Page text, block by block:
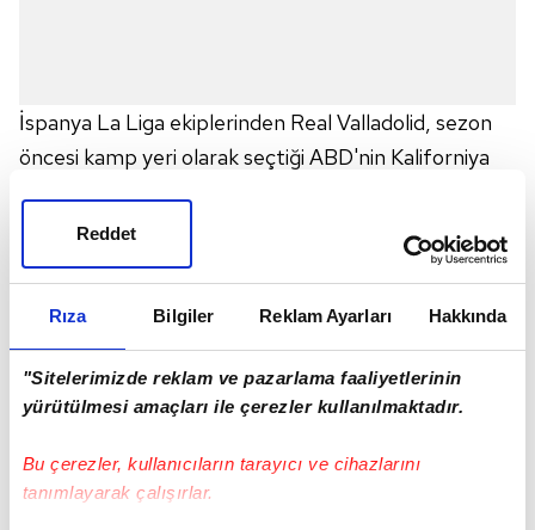
Rıza Bilgiler Reklam Ayarları Hakkında
"Sitelerimizde reklam ve pazarlama faaliyetlerinin
yürütülmesi amaçları ile çerezler kullanılmaktadır.
Bu çerezler, kullanıcıların tarayıcı ve cihazlarını
tanımlayarak çalışırlar.
Reddet
İspanya La Liga ekiplerinden Real Valladolid, sezon
öncesi kamp yeri olarak seçtiği ABD'nin Kaliforniya
çalışmalara başladı. Son ana dek yapılan girişimlere
karşın vizesi yetişmeyen Enes Ünal, İspanya'nın
kulübüyle imzalayan Milli futbolcunun, vizesinin
çıktığı ancak pasaportunu, geçtiğimiz cuma akşamı
posta ile gönderilmesinden ötürü yarın sabah alacağı
yetişemeyen Enes Ünal'ın yarın pasaportunu
aldıktan sonra ABD'ye giderek, Real Valladolid'in